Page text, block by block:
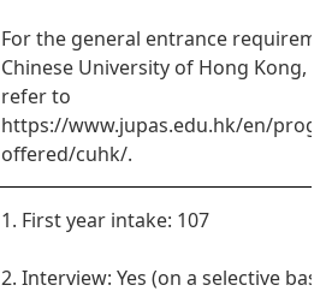
For the general entrance
Chinese University of Hong Kong,
refer to
https://www.jupas.edu.hk/en/
offered/cuhk/.
1. First year intake: 107
2. Interview: Yes (on a selective